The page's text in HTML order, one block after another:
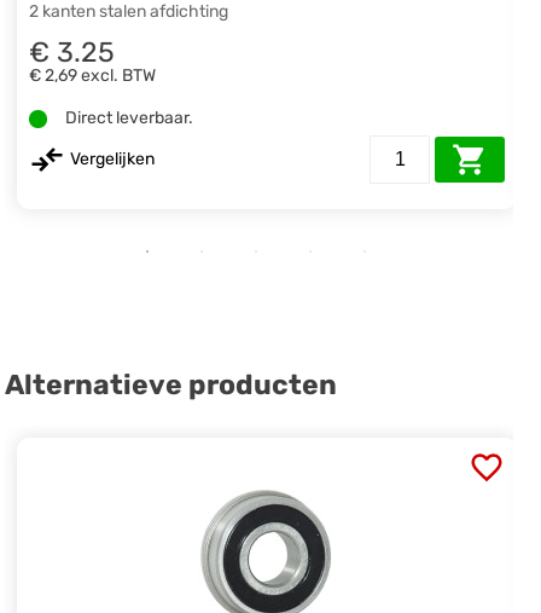
2 kanten stalen afdichting
€ 3.25
€ 2,69excl. BTW
Direct leverbaar.
Vergelijken
Alternatieve producten